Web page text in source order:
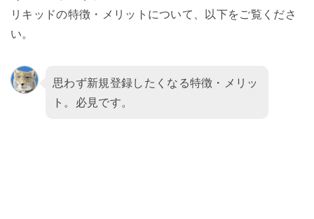
リキッドの特徴・メリットについて、以下をご覧くださ
い。
思わず新規登録したくなる特徴・メリッ
ト。必見です。